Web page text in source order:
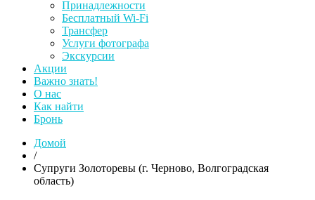
Принадлежности
Бесплатный Wi-Fi
Трансфер
Услуги фотографа
Экскурсии
Акции
Важно знать!
О нас
Как найти
Бронь
Домой
/
Супруги Золоторевы (г. Черново, Волгоградская
область)